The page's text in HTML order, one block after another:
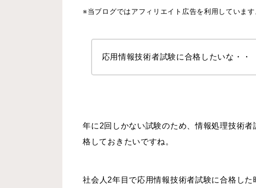
※当ブログではアフィリエイト広告を利用しています
応用情報技術者試験に合格したいな・・
年に2回しかない試験のため、情報処理技術
格しておきたいですね。
社会人2年目で応用情報技術者試験に合格し